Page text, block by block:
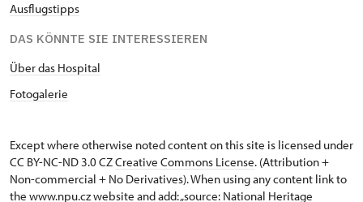
Ausflugstipps
DAS KÖNNTE SIE INTERESSIEREN
Über das Hospital
Fotogalerie
Except where otherwise noted content on this site is licensed under
CC BY-NC-ND 3.0 CZCreative Commons License. (Attribution +
Non-commercial + No Derivatives). When using any content link to
the www.npu.cz website and add: „source: National Heritage